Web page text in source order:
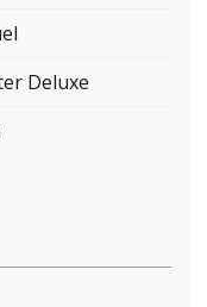
Deluxe